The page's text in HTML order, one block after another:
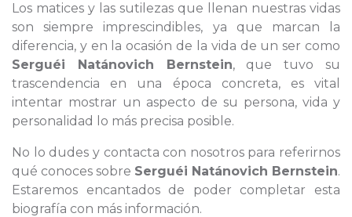
Los matices y las sutilezas que llenan nuestras vidas
son siempre imprescindibles, ya que marcan la
diferencia, y en la ocasión de la vida de un ser como
Serguéi Natánovich Bernstein, que tuvo su
trascendencia en una época concreta, es vital
intentar mostrar un aspecto de su persona, vida y
personalidad lo más precisa posible.
No lo dudes y contacta con nosotros para referirnos
qué conoces sobre Serguéi Natánovich Bernstein.
Estaremos encantados de poder completar esta
biografía con más información.